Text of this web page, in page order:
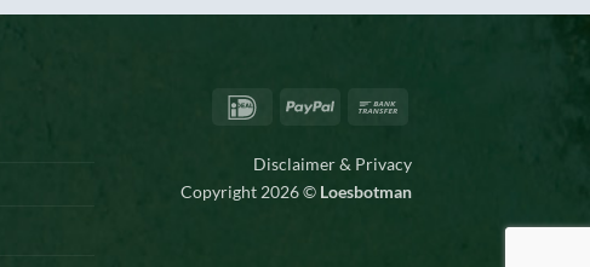
IDeal PayPal
Disclaimer & Privacy
Copyright 2026 © Loesbotman